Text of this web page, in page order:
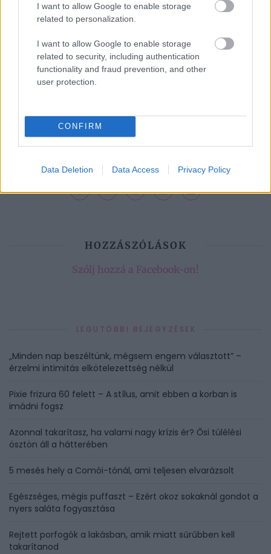
I want to allow Google to enable storage
related to personalization.
I want to allow Google to enable storage
related to security, including authentication
functionality and fraud prevention, and other
user protection.
CONFIRM
Data Deletion Data Access Privacy Policy
5 jel, hogy ideje lenne
megérzéseidre
tétovázni
Kövesd a Bien.hu cikkeit a
ASZTROLÓGIA CSILLAGJEGY
HOZZÁSZÓLÁSOK
Szólj hozzá a Facebook-on!
LEGUTÓBBI BEJEGYZÉSEK
„Minden nap beszéltünk, mégsem engem választott” –
érzelmi intimitás elkötelezettség nélkül
Pixie frizura 60 felett – A stílus, amit ebben a korban is
imádni fogsz
Azonnal takarítasz, ha valami nagy krízis ér? Ősi túlélési
ösztön áll a hátterében
5 mesés hely a Comói-tónál, ami teljesen elvarázsolt
Egészséges, mégis puffaszt – Ezért okoz sokaknál gondot a
nyers saláta fogyasztása
Rejtett porfogók a lakásban, amik miatt sűrűbben kell
takarítanod